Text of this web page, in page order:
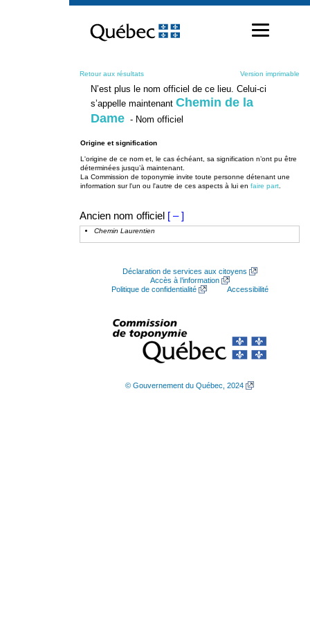
contenu
Retour aux résultats Version imprimable
N’est plus le nom officiel de ce lieu. Celui-ci
s’appelle maintenant Chemin de la
Dame - Nom officiel
Origine et signification
L'origine de ce nom et, le cas échéant, sa signification n’ont pu être
déterminées jusqu’à maintenant.
La Commission de toponymie invite toute personne détenant une
information sur l'un ou l'autre de ces aspects à lui en faire part
Ancien nom officiel [ – ]
Chemin Laurentien
Déclaration de services aux citoyens
Accès à l’information
Politique de confidentialité
Accessibilité
© Gouvernement du Québec, 2024